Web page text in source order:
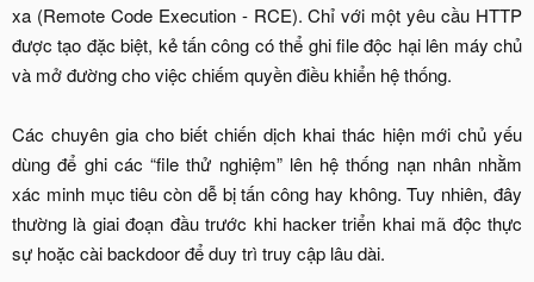
xa (Remote Code Execution - RCE). Chỉ với một yêu cầu HTTP
được tạo đặc biệt, kẻ tấn công có thể ghi file độc hại lên máy chủ
và mở đường cho việc chiếm quyền điều khiển hệ thống.
Các chuyên gia cho biết chiến dịch khai thác hiện mới chủ yếu
dùng để ghi các “file thử nghiệm” lên hệ thống nạn nhân nhằm
xác minh mục tiêu còn dễ bị tấn công hay không. Tuy nhiên, đây
thường là giai đoạn đầu trước khi hacker triển khai mã độc thực
sự hoặc cài backdoor để duy trì truy cập lâu dài.